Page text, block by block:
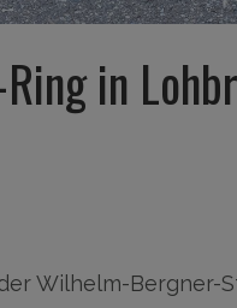
in
Wilhelm-Bergner-